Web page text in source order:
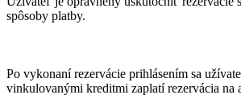
spôsoby platby.
Po vykonaní rezervácie prihlásením sa
vinkulovanými kreditmi zaplatí rezervácia na